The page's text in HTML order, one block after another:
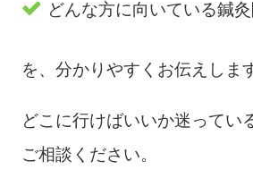
どんな方に向いている鍼
を、分かりやすくお伝えしま
どこに行けばいいか迷ってい
ご相談ください。